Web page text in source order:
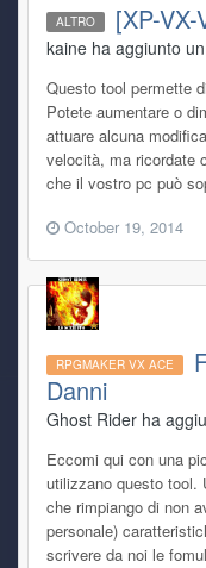
ALTRO [XP-
kaine ha aggiunto
Questo tool permette
Potete aumentare o
attuare alcuna
velocità, ma ricordate
che il vostro pc può
October 19, 2014
RPGMAKER VX ACE
Danni
Ghost Rider ha
Eccomi qui con una
utilizzano questo tool.
che rimpiango di non
personale)
scrivere da noi le